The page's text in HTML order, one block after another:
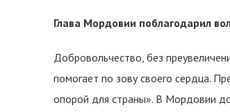
Глава Мордовии поблагодарил
Добровольчество, без
помогает по зову своего сердца.
опорой для страны». В Мордовии